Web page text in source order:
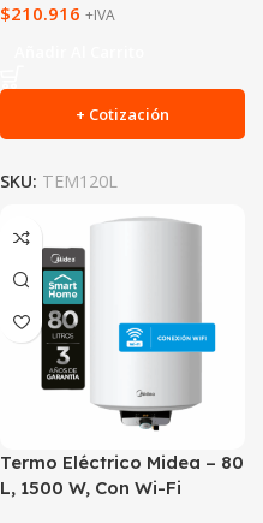
$210.916 +IVA
+ Cotización
SKU: TEM120L
Termo Eléctrico Midea – 80
L, 1500 W, Con Wi-Fi